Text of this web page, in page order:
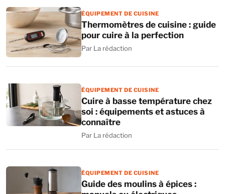
ÉQUIPEMENT DE CUISINE
Thermomètres de cuisine : guide
pour cuire à la perfection
Par La rédaction
ÉQUIPEMENT DE CUISINE
Cuire à basse température chez
soi : équipements et astuces à
connaître
Par La rédaction
ÉQUIPEMENT DE CUISINE
Guide des moulins à épices :